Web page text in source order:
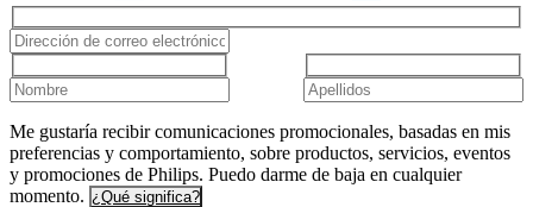
Me gustaría recibir comunicaciones promocionales, basadas en mis
preferencias y comportamiento, sobre productos, servicios, eventos
y promociones de Philips. Puedo darme de baja en cualquier
momento. ¿Qué significa?